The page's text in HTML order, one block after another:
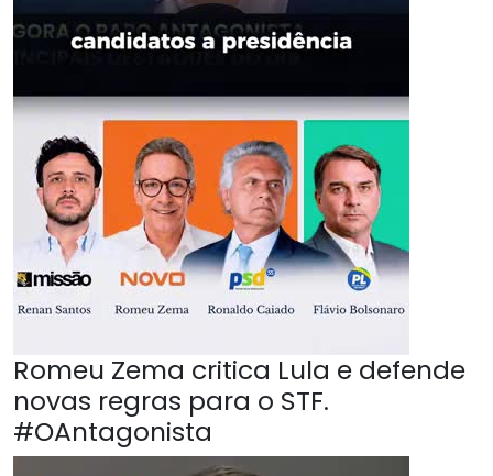
Romeu Zema critica Lula e defende
novas regras para o STF.
#OAntagonista